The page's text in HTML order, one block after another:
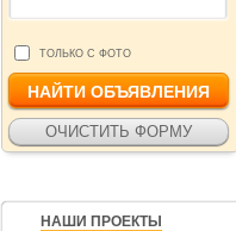
ТОЛЬКО С ФОТО
НАШИ ПРОЕКТЫ